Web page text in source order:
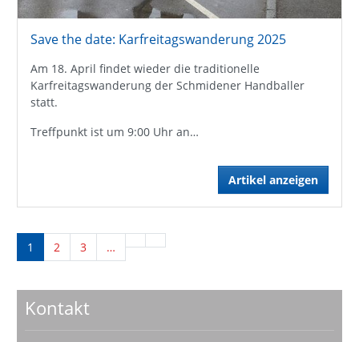
Save the date: Karfreitagswanderung 2025
Am 18. April findet wieder die traditionelle
Karfreitagswanderung der Schmidener Handballer
statt.
Treffpunkt ist um 9:00 Uhr an…
Artikel anzeigen
1 2 3 …
Kontakt